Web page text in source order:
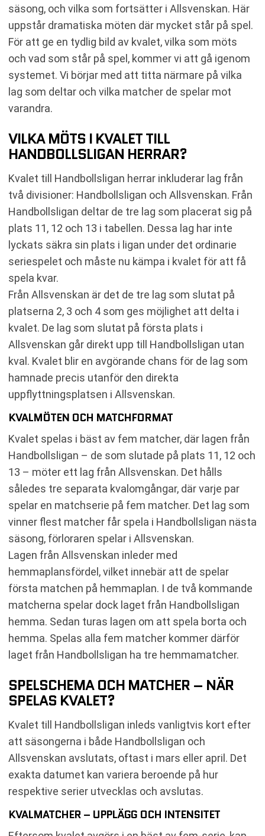
säsong, och vilka som fortsätter i Allsvenskan. Här
uppstår dramatiska möten där mycket står på spel.
För att ge en tydlig bild av kvalet, vilka som möts
och vad som står på spel, kommer vi att gå igenom
systemet. Vi börjar med att titta närmare på vilka
lag som deltar och vilka matcher de spelar mot
varandra.
VILKA MÖTS I KVALET TILL
HANDBOLLSLIGAN HERRAR?
Kvalet till Handbollsligan herrar inkluderar lag från
två divisioner: Handbollsligan och Allsvenskan. Från
Handbollsligan deltar de tre lag som placerat sig på
plats 11, 12 och 13 i tabellen. Dessa lag har inte
lyckats säkra sin plats i ligan under det ordinarie
seriespelet och måste nu kämpa i kvalet för att få
spela kvar.
Från Allsvenskan är det de tre lag som slutat på
platserna 2, 3 och 4 som ges möjlighet att delta i
kvalet. De lag som slutat på första plats i
Allsvenskan går direkt upp till Handbollsligan utan
kval. Kvalet blir en avgörande chans för de lag som
hamnade precis utanför den direkta
uppflyttningsplatsen i Allsvenskan.
KVALMÖTEN OCH MATCHFORMAT
Kvalet spelas i bäst av fem matcher, där lagen från
Handbollsligan – de som slutade på plats 11, 12 och
13 – möter ett lag från Allsvenskan. Det hålls
således tre separata kvalomgångar, där varje par
spelar en matchserie på fem matcher. Det lag som
vinner flest matcher får spela i Handbollsligan nästa
säsong, förloraren spelar i Allsvenskan.
Lagen från Allsvenskan inleder med
hemmaplansfördel, vilket innebär att de spelar
första matchen på hemmaplan. I de två kommande
matcherna spelar dock laget från Handbollsligan
hemma. Sedan turas lagen om att spela borta och
hemma. Spelas alla fem matcher kommer därför
laget från Handbollsligan ha tre hemmamatcher.
SPELSCHEMA OCH MATCHER – NÄR
SPELAS KVALET?
Kvalet till Handbollsligan inleds vanligtvis kort efter
att säsongerna i både Handbollsligan och
Allsvenskan avslutats, oftast i mars eller april. Det
exakta datumet kan variera beroende på hur
respektive serier utvecklas och avslutas.
KVALMATCHER – UPPLÄGG OCH INTENSITET